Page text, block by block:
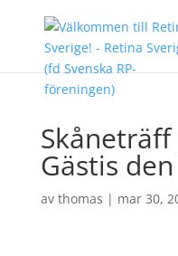
Gästis
av thomas | mar 30,